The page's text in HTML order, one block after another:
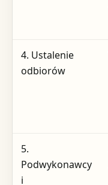
4. Ustalenie
odbiorów
5.
Podwykonawcy
i